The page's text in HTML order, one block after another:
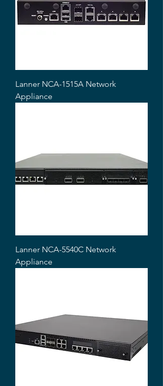
Lanner NCA-1515A Network
Appliance
Lanner NCA-5540C Network
Appliance